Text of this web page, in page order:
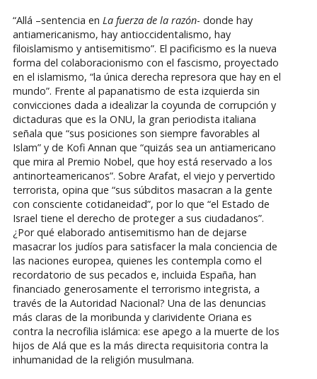
“Allá –sentencia en La fuerza de la razón- donde hay
antiamericanismo, hay antioccidentalismo, hay
filoislamismo y antisemitismo”. El pacificismo es la nueva
forma del colaboracionismo con el fascismo, proyectado
en el islamismo, “la única derecha represora que hay en el
mundo”. Frente al papanatismo de esta izquierda sin
convicciones dada a idealizar la coyunda de corrupción y
dictaduras que es la ONU, la gran periodista italiana
señala que “sus posiciones son siempre favorables al
Islam” y de Kofi Annan que “quizás sea un antiamericano
que mira al Premio Nobel, que hoy está reservado a los
antinorteamericanos”. Sobre Arafat, el viejo y pervertido
terrorista, opina que “sus súbditos masacran a la gente
con consciente cotidaneidad”, por lo que “el Estado de
Israel tiene el derecho de proteger a sus ciudadanos”.
¿Por qué elaborado antisemitismo han de dejarse
masacrar los judíos para satisfacer la mala conciencia de
las naciones europea, quienes les contempla como el
recordatorio de sus pecados e, incluida España, han
financiado generosamente el terrorismo integrista, a
través de la Autoridad Nacional? Una de las denuncias
más claras de la moribunda y clarividente Oriana es
contra la necrofilia islámica: ese apego a la muerte de los
hijos de Alá que es la más directa requisitoria contra la
inhumanidad de la religión musulmana.